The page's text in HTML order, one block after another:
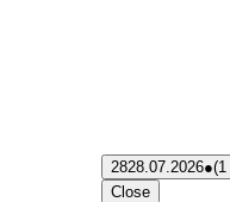
2828.07.2026●(1
Close